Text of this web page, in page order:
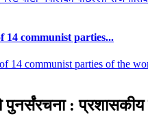
14 communist parties...
: प्रशासकीय